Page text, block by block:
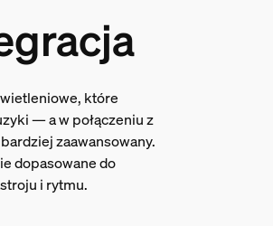
które
— a w połączeniu z
zaawansowany.
dopasowane do
i rytmu.